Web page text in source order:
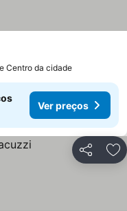
Centro da cidade
Ver preços
Partilhar